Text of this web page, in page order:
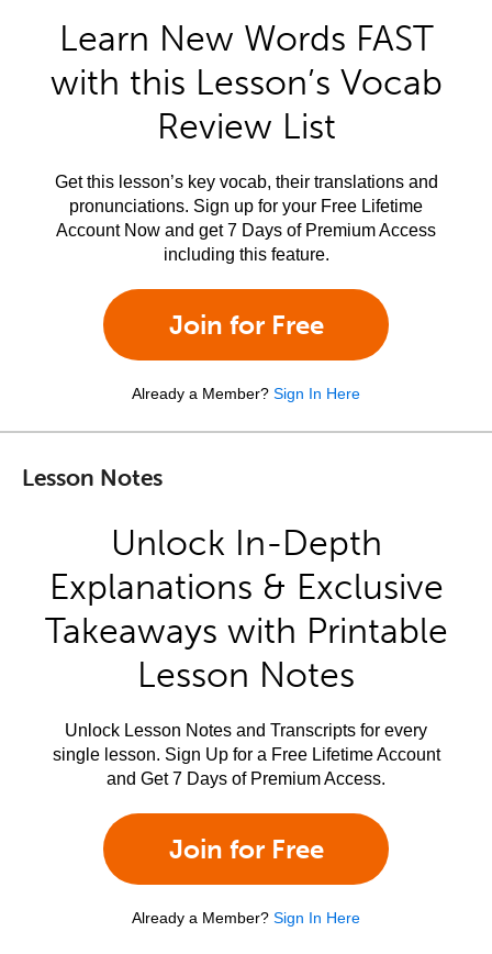
Learn New Words FAST
with this Lesson’s Vocab
Review List
Get this lesson’s key vocab, their translations and
pronunciations. Sign up for your Free Lifetime
Account Now and get 7 Days of Premium Access
including this feature.
Join for Free
Already a Member? Sign In Here
Lesson Notes
Unlock In-Depth
Explanations & Exclusive
Takeaways with Printable
Lesson Notes
Unlock Lesson Notes and Transcripts for every
single lesson. Sign Up for a Free Lifetime Account
and Get 7 Days of Premium Access.
Join for Free
Already a Member? Sign In Here